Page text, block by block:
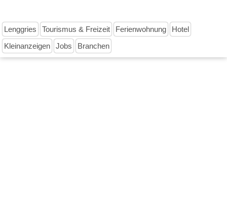
Lenggries Tourismus & Freizeit Ferienwohnung
Hotel
Kleinanzeigen
Jobs Branchen